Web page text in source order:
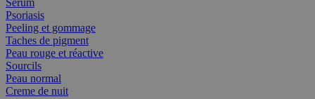
Serum
Psoriasis
Peeling et gommage
Taches de pigment
Peau rouge et réactive
Sourcils
Peau normal
Creme de nuit